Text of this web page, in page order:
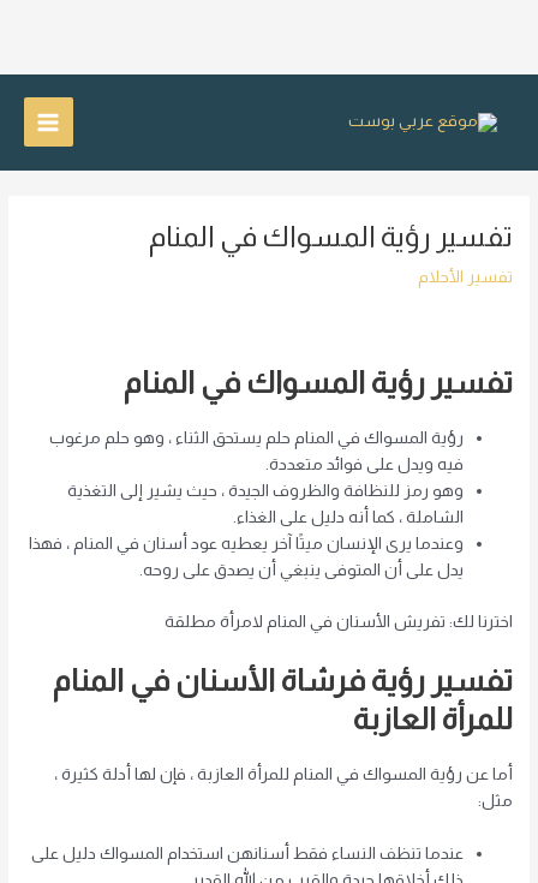
Main
تفسير رؤية المسواك في المنام
تفسير الأحلام
تفسير رؤية المسواك في المنام
رؤية المسواك في المنام حلم يستحق الثناء ، وهو حلم مرغوب
فيه ويدل على فوائد متعددة.
وهو رمز للنظافة والظروف الجيدة ، حيث يشير إلى التغذية
الشاملة ، كما أنه دليل على الغذاء.
وعندما يرى الإنسان ميتًا آخر يعطيه عود أسنان في المنام ، فهذا
يدل على أن المتوفى ينبغي أن يصدق على روحه.
اخترنا لك: تفريش الأسنان في المنام لامرأة مطلقة
تفسير رؤية فرشاة الأسنان في المنام
للمرأة العازبة
أما عن رؤية المسواك في المنام للمرأة العازبة ، فإن لها أدلة كثيرة ،
مثل:
عندما تنظف النساء فقط أسنانهن استخدام المسواك دليل على